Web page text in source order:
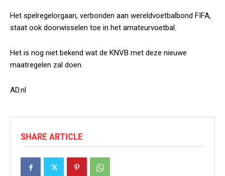
Het spelregelorgaan, verbonden aan wereldvoetbalbond FIFA,
staat ook doorwisselen toe in het amateurvoetbal.
Het is nog niet bekend wat de KNVB met deze nieuwe
maatregelen zal doen.
AD.nl
SHARE ARTICLE